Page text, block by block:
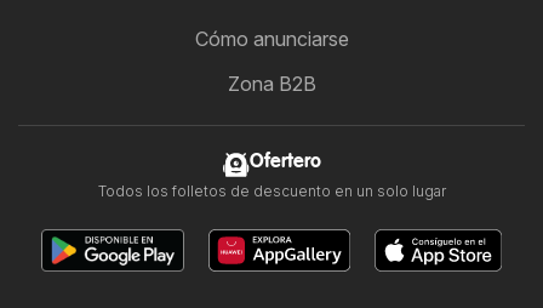
Cómo anunciarse
Zona B2B
Ofertero
Todos los folletos de descuento en un solo lugar